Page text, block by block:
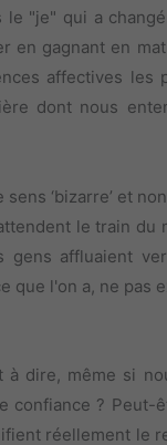
le "je" qui a
en gagnant en
affectives les
dont nous
‘bizarre’ et non
le train du
gens affluaient
que l'on a, ne pas
dire, même si
confiance ? Peut-
réellement le